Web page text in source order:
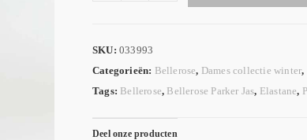
SKU: 033993
Categorieën: Bellerose, Dames collectie winter,
Tags: Bellerose, Bellerose Parker Jas, Elastane,
Deel onze producten